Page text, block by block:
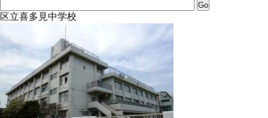
区立喜多見中学校